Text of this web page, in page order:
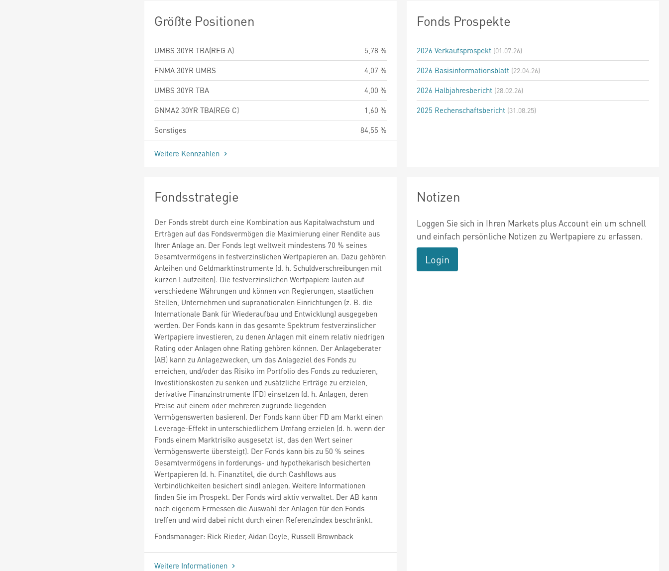
Größte Positionen
UMBS 30YR TBA(REG A)
5,78 %
FNMA 30YR UMBS
4,07 %
UMBS 30YR TBA
4,00 %
GNMA2 30YR TBA(REG C)
1,60 %
Sonstiges
84,55 %
Weitere Kennzahlen
Fonds Prospekte
2026 Verkaufsprospekt (01.07.26)
2026 Basisinformationsblatt (22.04.26)
2026 Halbjahresbericht (28.02.26)
2025 Rechenschaftsbericht (31.08.25)
Fondsstrategie
Der Fonds strebt durch eine Kombination aus Kapitalwachstum und
Erträgen auf das Fondsvermögen die Maximierung einer Rendite aus
Ihrer Anlage an. Der Fonds legt weltweit mindestens 70 % seines
Gesamtvermögens in festverzinslichen Wertpapieren an. Dazu gehören
Anleihen und Geldmarktinstrumente (d. h. Schuldverschreibungen mit
kurzen Laufzeiten). Die festverzinslichen Wertpapiere lauten auf
verschiedene Währungen und können von Regierungen, staatlichen
Stellen, Unternehmen und supranationalen Einrichtungen (z. B. die
Internationale Bank für Wiederaufbau und Entwicklung) ausgegeben
werden. Der Fonds kann in das gesamte Spektrum festverzinslicher
Wertpapiere investieren, zu denen Anlagen mit einem relativ niedrigen
Rating oder Anlagen ohne Rating gehören können. Der Anlageberater
(AB) kann zu Anlagezwecken, um das Anlageziel des Fonds zu
erreichen, und/oder das Risiko im Portfolio des Fonds zu reduzieren,
Investitionskosten zu senken und zusätzliche Erträge zu erzielen,
derivative Finanzinstrumente (FD) einsetzen (d. h. Anlagen, deren
Preise auf einem oder mehreren zugrunde liegenden
Vermögenswerten basieren). Der Fonds kann über FD am Markt einen
Leverage-Effekt in unterschiedlichem Umfang erzielen (d. h. wenn der
Fonds einem Marktrisiko ausgesetzt ist, das den Wert seiner
Vermögenswerte übersteigt). Der Fonds kann bis zu 50 % seines
Gesamtvermögens in forderungs- und hypothekarisch besicherten
Wertpapieren (d. h. Finanztitel, die durch Cashflows aus
Verbindlichkeiten besichert sind) anlegen. Weitere Informationen
finden Sie im Prospekt. Der Fonds wird aktiv verwaltet. Der AB kann
nach eigenem Ermessen die Auswahl der Anlagen für den Fonds
treffen und wird dabei nicht durch einen Referenzindex beschränkt.
Fondsmanager: Rick Rieder, Aidan Doyle, Russell Brownback
Weitere Informationen
Notizen
Loggen Sie sich in Ihren Markets plus Account ein um schnell
und einfach persönliche Notizen zu Wertpapiere zu erfassen.
Login